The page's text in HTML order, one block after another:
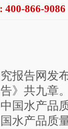
400-866-
告网发布
》共九章
国水产品
水产品质